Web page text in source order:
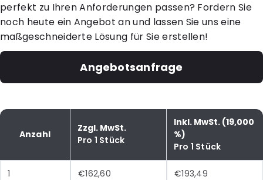
perfekt zu Ihren Anforderungen passen? Fordern Sie
noch heute ein Angebot an und lassen Sie uns eine
maßgeschneiderte Lösung für Sie erstellen!
Angebotsanfrage
Anzahl
Zzgl. MwSt.
Pro 1 Stück
Inkl. MwSt. (19,000
%)
Pro 1 Stück
1 €162,60 €193,49